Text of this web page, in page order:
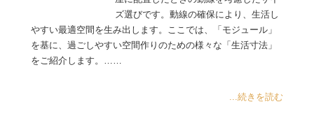
ズ選びです。動線の確保により、生活し
やすい最適空間を生み出します。ここでは、「モジュール」
を基に、過ごしやすい空間作りのための様々な「生活寸法」
をご紹介します。……
...続きを読む